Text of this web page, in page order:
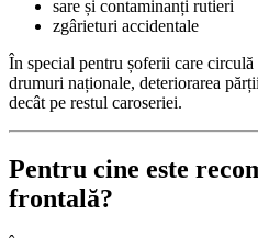
sare și contaminanți rutieri
zgârieturi accidentale
În special pentru șoferii care circulă
drumuri naționale, deteriorarea
decât pe restul caroseriei.
Pentru cine este
frontală?